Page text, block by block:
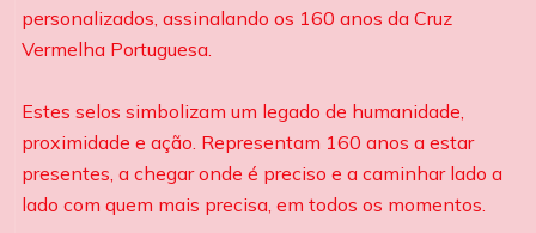
personalizados, assinalando os 160 anos da Cruz
Vermelha Portuguesa.
Estes selos simbolizam um legado de humanidade,
proximidade e ação. Representam 160 anos a estar
presentes, a chegar onde é preciso e a caminhar lado a
lado com quem mais precisa, em todos os momentos.